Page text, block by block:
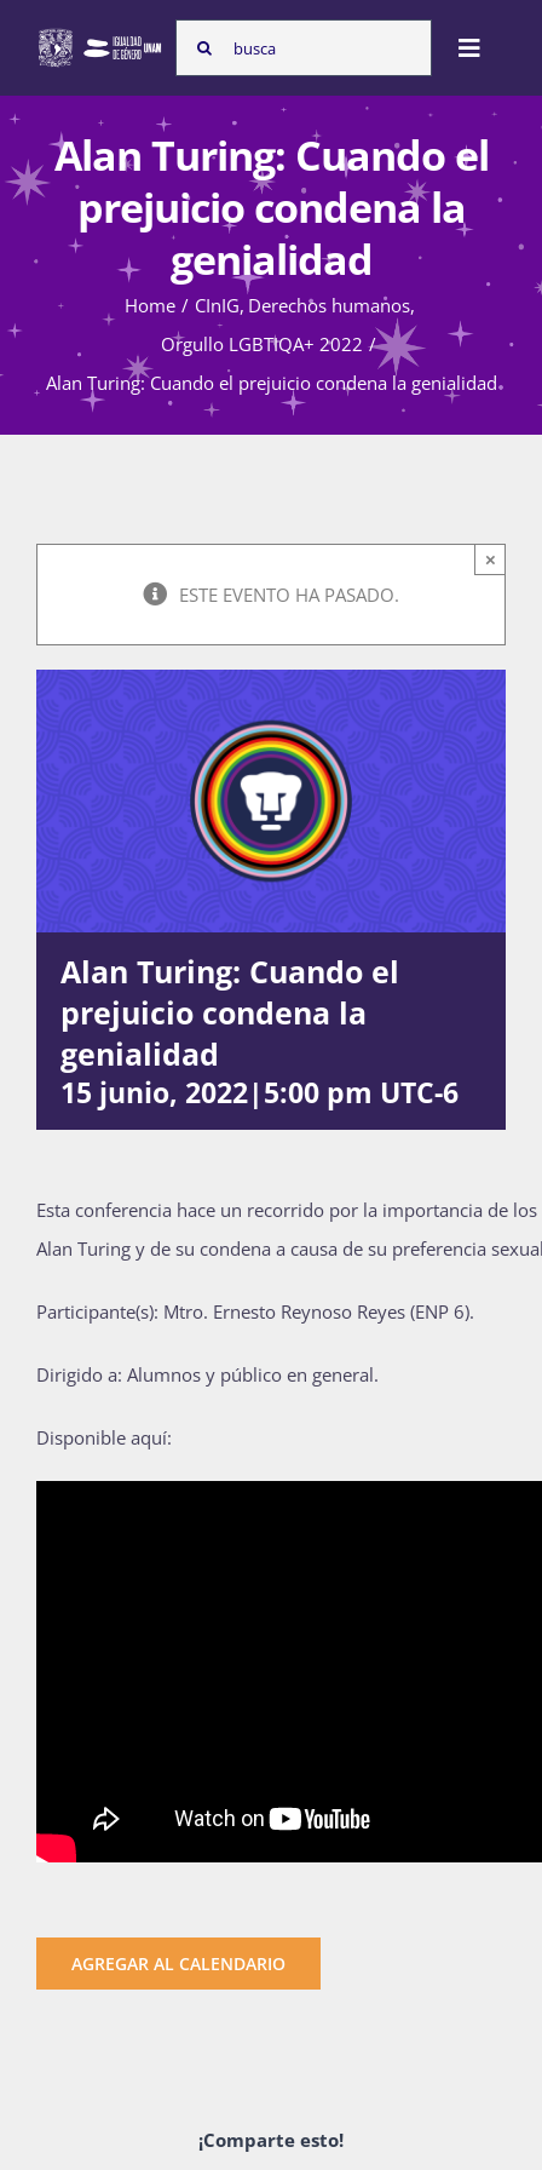
content
Search
for:
Toggle
Inicio
Nosotras
Programas
Atención de la violencia de género
La Boletina
Blog
Recursos
Súmate
Publicaciones
Bienvenida generación 2027-1
Alan Turing: Cuando el
prejuicio condena la
genialidad
Home CInIG Derechos humanos
Orgullo LGBTIQA+ 2022
Alan Turing: Cuando el prejuicio condena la genialidad
ESTE EVENTO HA PASADO.
×
Alan Turing: Cuando el
prejuicio condena la
genialidad
15 junio, 2022|5:00 pm UTC-6
Esta conferencia hace un recorrido por la importancia de
Alan Turing y de su condena a causa de su preferencia
Participante(s): Mtro. Ernesto Reynoso Reyes (ENP 6).
Dirigido a: Alumnos y público en general.
Disponible aquí:
AGREGAR AL CALENDARIO
¡Comparte esto!